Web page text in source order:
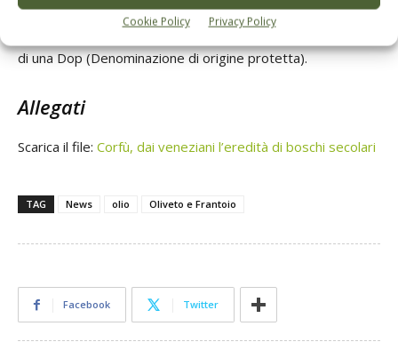
Cookie Policy Privacy Policy
un panel di assaggio riconosciuto dalle norme governative,
di una Dop (Denominazione di origine protetta).
Allegati
Scarica il file: Corfù, dai veneziani l’eredità di boschi secolari
TAG News olio Oliveto e Frantoio
Facebook Twitter